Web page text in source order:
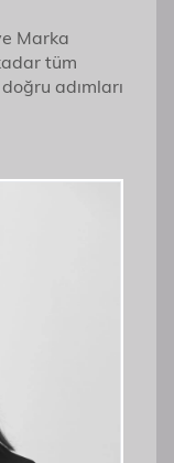
Marka
tüm
adımları